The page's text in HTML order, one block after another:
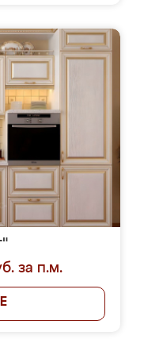
за п.м.